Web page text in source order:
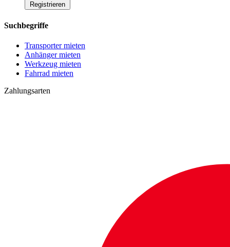
Registrieren
Suchbegriffe
Transporter mieten
Anhänger mieten
Werkzeug mieten
Fahrrad mieten
Zahlungsarten